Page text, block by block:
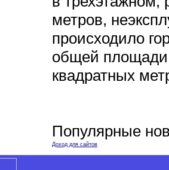
метров,
происходило
общей площади
квадратных
Популярные
Доход для сайтов